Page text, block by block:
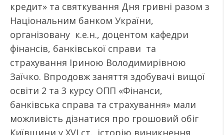
кредит» та святкування Дня гривні разом з
Національним банком України,
організовану к.е.н., доцентом кафедри
фінансів, банківської справи та
страхування Іриною Володимирівною
Заїчко. Впродовж заняття здобувачі вищої
освіти 2 та 3 курсу ОПП «Фінанси,
банківська справа та страхування» мали
можливість дізнатися про грошовий обіг
Київщини у XVI ст., історію виникнення